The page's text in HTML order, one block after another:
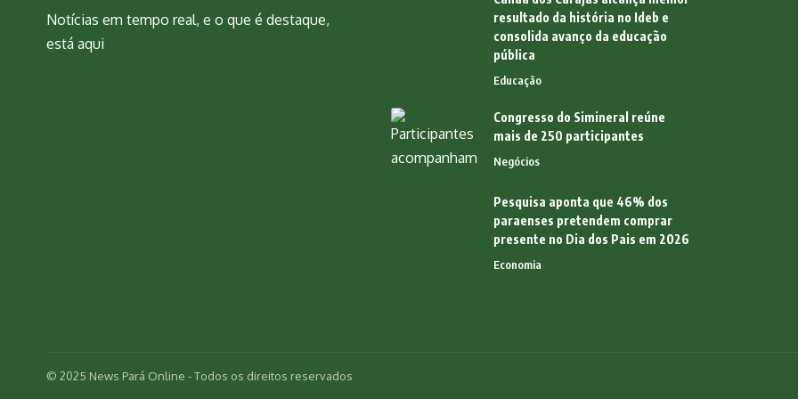
Notícias em tempo real, e o que é destaque,
está aqui
resultado da história no Ideb e
consolida avanço da educação
pública
Educação
Congresso do Simineral reúne
mais de 250 participantes
Negócios
Pesquisa aponta que 46% dos
paraenses pretendem comprar
presente no Dia dos Pais em 2026
Economia
© 2025 News Pará Online - Todos os direitos reservados